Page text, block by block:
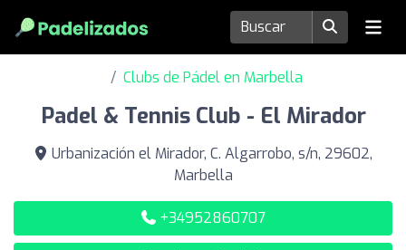
Clubs de Pádel en Marbella
Padel & Tennis Club - El Mirador
Urbanización el Mirador, C. Algarrobo, s/n, 29602,
Marbella
+34952860707